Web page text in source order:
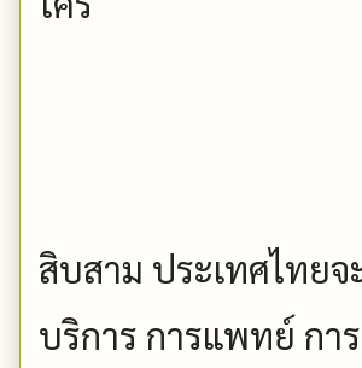
สิบสาม ประเทศไทย
บริการ การแพทย์ กา